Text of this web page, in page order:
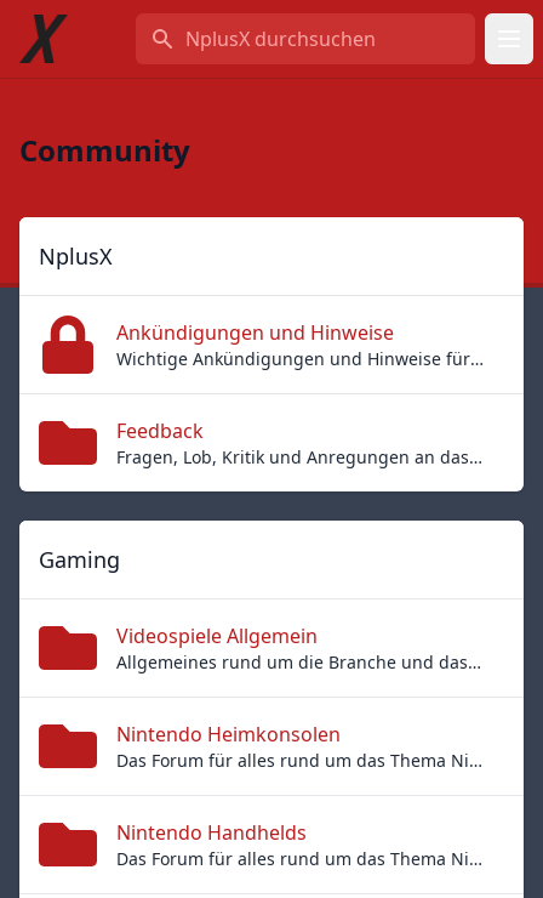
NplusX durchsuchen
Community
NplusX
Ankündigungen und Hinweise
Wichtige Ankündigungen und Hinweise für die User von NplusX
Feedback
Fragen, Lob, Kritik und Anregungen an das Team
Gaming
Videospiele Allgemein
Allgemeines rund um die Branche und das Thema Videospiele
Nintendo Heimkonsolen
Das Forum für alles rund um das Thema Nintendo-Konsolen
Nintendo Handhelds
Das Forum für alles rund um das Thema Nintendo-Handhelds